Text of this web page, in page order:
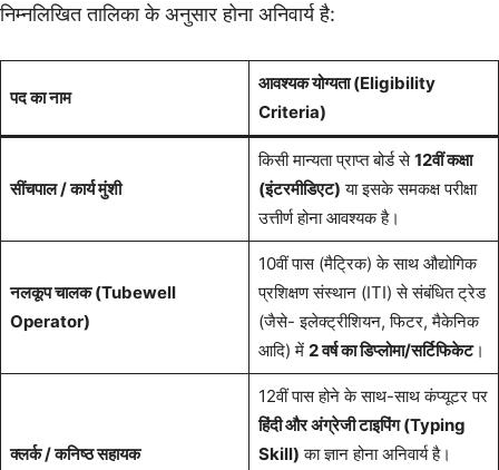
निम्नलिखित तालिका के अनुसार होना अनिवार्य है:
पद का नाम
आवश्यक योग्यता (Eligibility
Criteria)
सींचपाल / कार्य मुंशी
किसी मान्यता प्राप्त बोर्ड से12वीं कक्षा
(इंटरमीडिएट) या इसके समकक्ष परीक्षा
उत्तीर्ण होना आवश्यक है।
नलकूप चालक (Tubewell
Operator)
10वीं पास (मैट्रिक) के साथ औद्योगिक
प्रशिक्षण संस्थान (ITI) से संबंधित ट्रेड
(जैसे- इलेक्ट्रीशियन, फिटर, मैकेनिक
आदि) में 2 वर्ष का डिप्लोमा/सर्टिफिकेट।
क्लर्क / कनिष्ठ सहायक
12वीं पास होने के साथ-साथ कंप्यूटर पर
हिंदी और अंग्रेजी टाइपिंग (Typing
Skill) का ज्ञान होना अनिवार्य है।